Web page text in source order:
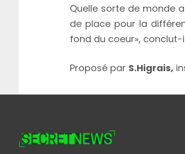
Quelle sorte de monde
de place pour la
fond du coeur», conclut-
Proposé par S.Higrais,